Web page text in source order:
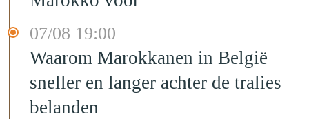
07/08 19:00
Waarom Marokkanen in België
sneller en langer achter de tralies
belanden